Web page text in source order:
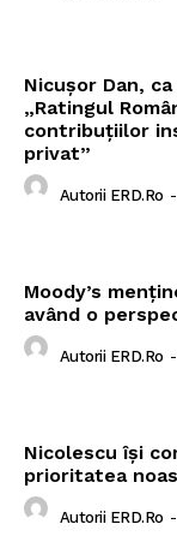
Nicușor Dan,
„Ratingul
contribuțiilor
privat”
Autorii ERD.ro -
Moody’s
având o
Autorii ERD.ro -
Nicolescu își
prioritatea
Autorii ERD.ro -